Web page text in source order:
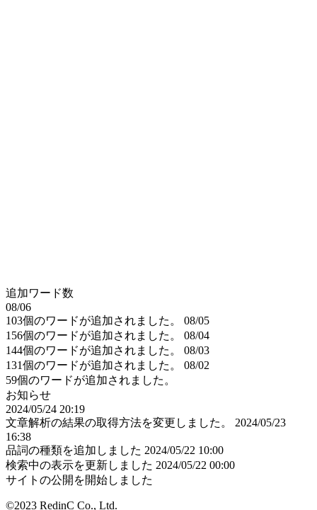
追加ワード数
08/06
103個のワードが追加されました。
08/05
156個のワードが追加されました。
08/04
144個のワードが追加されました。
08/03
131個のワードが追加されました。
08/02
59個のワードが追加されました。
お知らせ
2024/05/24 20:19
文章解析の結果の取得方法を変更しました。
2024/05/23
16:38
品詞の種類を追加しました 2024/05/22 10:00
検索中の表示を更新しました 2024/05/22 00:00
サイトの公開を開始しました
©2023 RedinC Co., Ltd.